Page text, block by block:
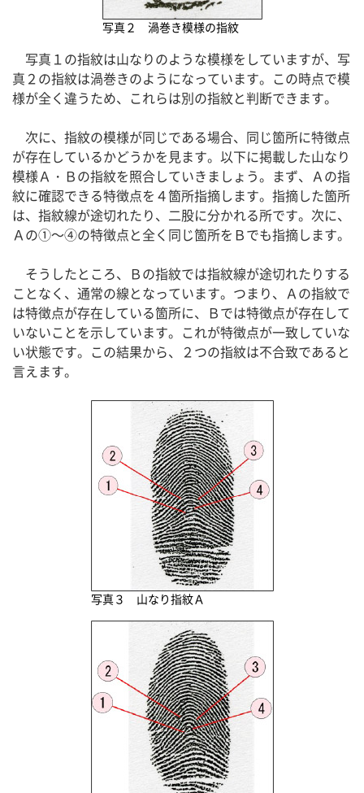
写真２ 渦巻き模様の指紋
写真１の指紋は山なりのような模様をしていますが、写
真２の指紋は渦巻きのようになっています。この時点で模
様が全く違うため、これらは別の指紋と判断できます。
次に、指紋の模様が同じである場合、同じ箇所に特徴点
が存在しているかどうかを見ます。以下に掲載した山なり
模様Ａ・Ｂの指紋を照合していきましょう。まず、Ａの指
紋に確認できる特徴点を４箇所指摘します。指摘した箇所
は、指紋線が途切れたり、二股に分かれる所です。次に、
Ａの①～④の特徴点と全く同じ箇所をＢでも指摘します。
そうしたところ、Ｂの指紋では指紋線が途切れたりする
ことなく、通常の線となっています。つまり、Ａの指紋で
は特徴点が存在している箇所に、Ｂでは特徴点が存在して
いないことを示しています。これが特徴点が一致していな
い状態です。この結果から、２つの指紋は不合致であると
言えます。
写真３ 山なり指紋Ａ